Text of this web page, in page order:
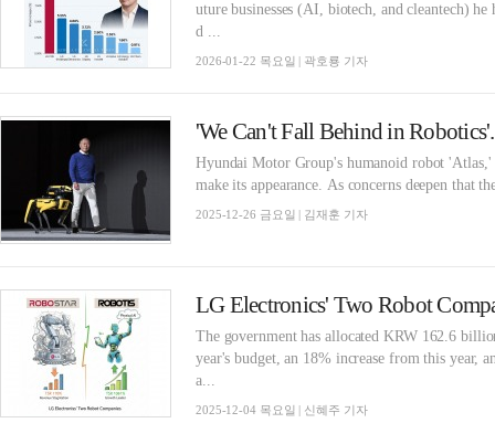
uture businesses (AI, biotech, and cleantech)
d ...
2026-01-22 목요일 | 곽호룡 기자
Hyundai Motor Group's humanoid robot
make its appearance. As concerns deepen that
2025-12-26 금요일 | 김재훈 기자
The government has allocated KRW 162.6
year's budget, an 18% increase from this year,
a...
2025-12-04 목요일 | 신혜주 기자